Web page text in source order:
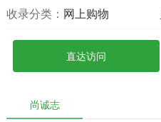
收录分类： 网上购物
直达访问
尚诚志